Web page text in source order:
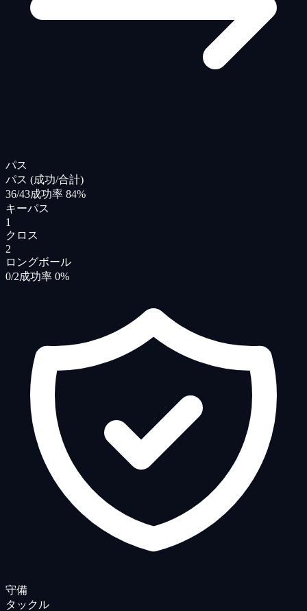
パス
パス (成功/合計)
36/43成功率 84%
キーパス
1
クロス
2
ロングボール
0/2成功率 0%
守備
タックル